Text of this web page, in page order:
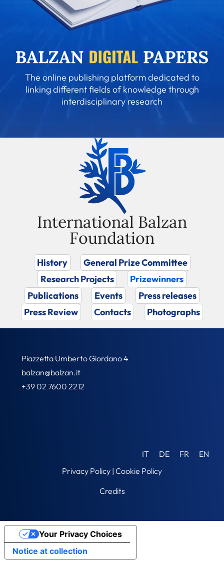
The online publishing platform dedicated to
linking different fields of knowledge through
interdisciplinary research
International Balzan
Foundation
History
General Prize Committee
Research Projects
Prizewinners
Publications
Events
Press releases
Press Review
Contacts Photographs
Piazzetta Umberto Giordano 4
balzan@balzan.it
+39 02 7600 2212
IT DE FR
EN
Privacy Policy | Cookie Policy
Credits
Notice at collection
Your Privacy Choices